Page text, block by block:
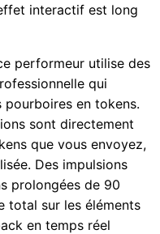
interactif est long
performeur utilise des
qui
pourboires en tokens.
sont directement
que vous envoyez,
Des impulsions
prolongées de 90
total sur les éléments
en temps réel